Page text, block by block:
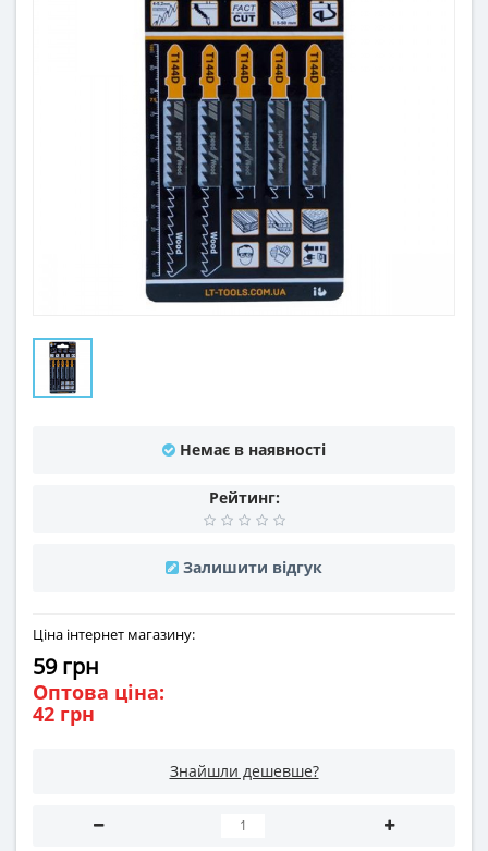
Немає в наявності
Рейтинг:
Залишити відгук
Ціна інтернет магазину:
59 грн
Оптова ціна:
42 грн
Знайшли дешевше?